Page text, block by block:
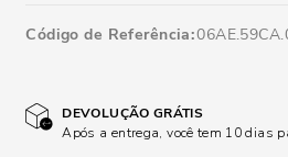
Código de Referência
DEVOLUÇÃO GRÁTIS
Após a entrega, você tem 10 dias